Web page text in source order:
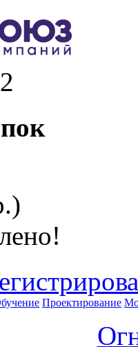
Проектирование